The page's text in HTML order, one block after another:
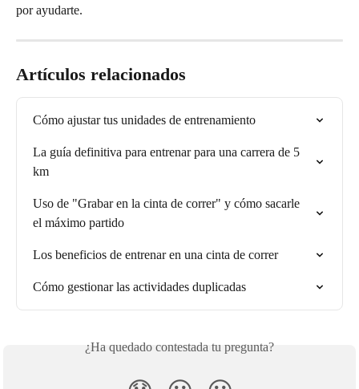
por ayudarte.
Artículos relacionados
Cómo ajustar tus unidades de entrenamiento
La guía definitiva para entrenar para una carrera de 5
km
Uso de "Grabar en la cinta de correr" y cómo sacarle
el máximo partido
Los beneficios de entrenar en una cinta de correr
Cómo gestionar las actividades duplicadas
¿Ha quedado contestada tu pregunta?